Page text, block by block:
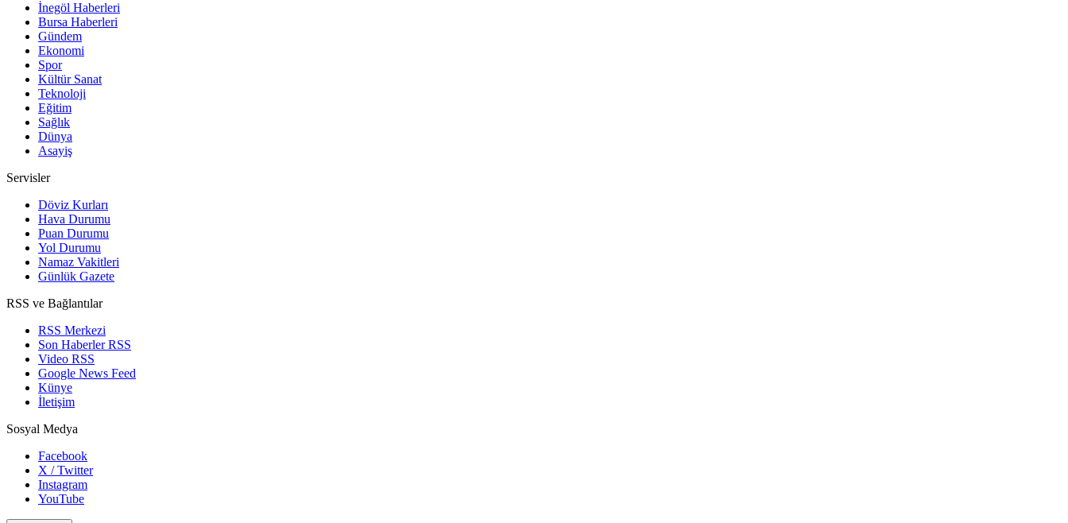
İnegöl Haberleri
Bursa Haberleri
Gündem
Ekonomi
Spor
Kültür Sanat
Teknoloji
Eğitim
Sağlık
Dünya
Asayiş
Servisler
Döviz Kurları
Hava Durumu
Puan Durumu
Yol Durumu
Namaz Vakitleri
Günlük Gazete
RSS ve Bağlantılar
RSS Merkezi
Son Haberler RSS
Video RSS
Google News Feed
Künye
İletişim
Sosyal Medya
Facebook
X / Twitter
Instagram
YouTube